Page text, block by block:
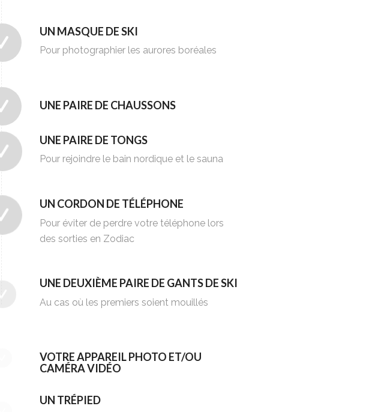
UN MASQUE DE SKI
Pour photographier les aurores boréales
UNE PAIRE DE CHAUSSONS
UNE PAIRE DE TONGS
Pour rejoindre le bain nordique et le sauna
UN CORDON DE TÉLÉPHONE
Pour éviter de perdre votre téléphone lors
des sorties en Zodiac
UNE DEUXIÈME PAIRE DE GANTS DE SKI
Au cas où les premiers soient mouillés
VOTRE APPAREIL PHOTO ET/OU
CAMÉRA VIDÉO
UN TRÉPIED